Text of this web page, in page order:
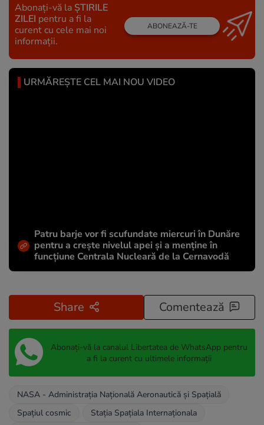
Abonați-vă la ȘTIRILE
ZILEI pentru a fi la
curent cu cele mai noi
informații.
ABONEAZĂ-TE
URMĂREȘTE CEL MAI NOU VIDEO
Patru barje vor fi scufundate miercuri în Dunăre
pentru a crește nivelul apei și a menține în
funcțiune Centrala Nucleară de la Cernavodă
Share Comentează
Abonați-vă la canalul Libertatea de WhatsApp pentru
a fi la curent cu ultimele informații
NASA - Administrația Națională Aeronautică și Spațială
Spațiul cosmic
Stația Spațiala Internaționala